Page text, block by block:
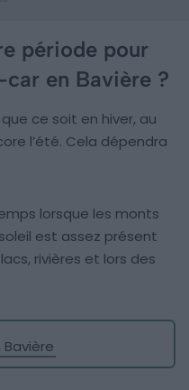
période pour
en Bavière ?
ce soit en hiver, au
l’été. Cela dépendra
lorsque les monts
est assez présent
rivières et lors des